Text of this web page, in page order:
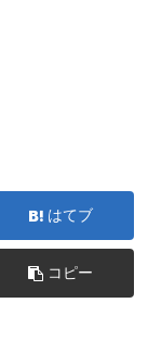
はてブ
コピー